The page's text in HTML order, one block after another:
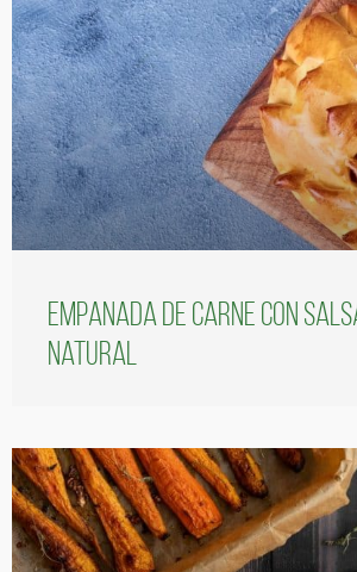
Empanada de carne con
natural